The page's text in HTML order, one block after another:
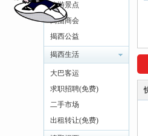
西
同
旅游景点
商圈商会
揭西公益
揭西生活
大巴客运
求职招聘(免费)
二手市场
出租转让(免费)